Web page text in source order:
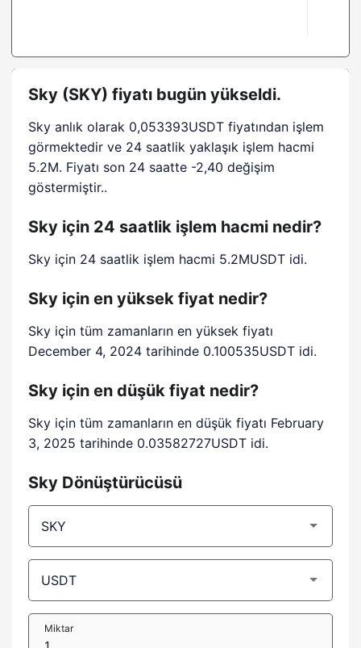
Sky (SKY) fiyatı bugün yükseldi.
Sky anlık olarak 0,053393USDT fiyatından işlem
görmektedir ve 24 saatlik yaklaşık işlem hacmi
5.2M. Fiyatı son 24 saatte -2,40 değişim
göstermiştir..
Sky için 24 saatlik işlem hacmi nedir?
Sky için 24 saatlik işlem hacmi 5.2MUSDT idi.
Sky için en yüksek fiyat nedir?
Sky için tüm zamanların en yüksek fiyatı
December 4, 2024 tarihinde 0.100535USDT idi.
Sky için en düşük fiyat nedir?
Sky için tüm zamanların en düşük fiyatı February
3, 2025 tarihinde 0.03582727USDT idi.
Sky Dönüştürücüsü
Miktar